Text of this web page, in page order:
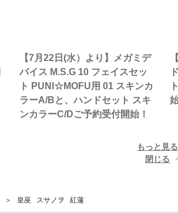
【7月22日(水）より】メガミデ
バイス M.S.G 10 フェイスセッ
ト PUNI☆MOFU用 01 スキンカ
ラーA/Bと、ハンドセット スキ
ンカラーC/Dご予約受付開始！
もっと見
閉じる
＞ 皇巫 スサノヲ 紅蓮